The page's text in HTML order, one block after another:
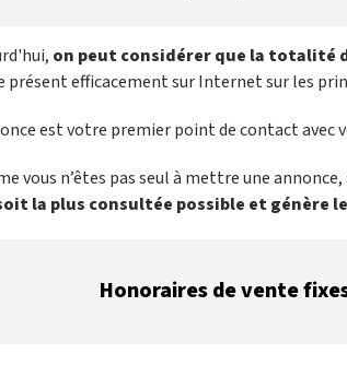
on peut considérer que la totalité
présent efficacement sur Internet sur les
est votre premier point de contact
vous n’êtes pas seul à mettre une annonce,
la plus consultée possible et génère
Honoraires de vente